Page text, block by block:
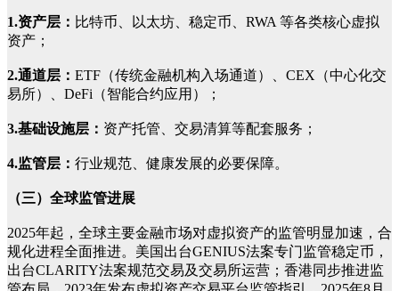
1.资产层： 比特币、以太坊、稳定币、RWA 等各类核心虚拟
资产；
2.通道层： ETF（传统金融机构入场通道）、CEX（中心化交
易所）、DeFi（智能合约应用）；
3.基础设施层： 资产托管、交易清算等配套服务；
4.监管层： 行业规范、健康发展的必要保障。
（三）全球监管进展
2025年起，全球主要金融市场对虚拟资产的监管明显加速，合
规化进程全面推进。美国出台GENIUS法案专门监管稳定币，
出台CLARITY法案规范交易及交易所运营；香港同步推进监